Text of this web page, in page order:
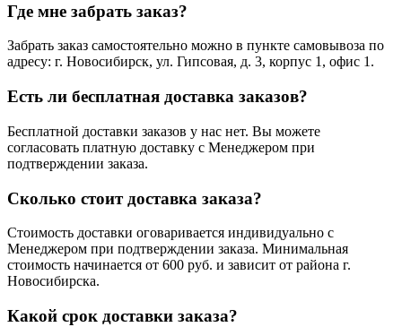
Где мне забрать заказ?
Забрать заказ самостоятельно можно в пункте самовывоза по
адресу: г. Новосибирск, ул. Гипсовая, д. 3, корпус 1, офис 1.
Есть ли бесплатная доставка заказов?
Бесплатной доставки заказов у нас нет. Вы можете
согласовать платную доставку с Менеджером при
подтверждении заказа.
Сколько стоит доставка заказа?
Стоимость доставки оговаривается индивидуально с
Менеджером при подтверждении заказа. Минимальная
стоимость начинается от 600 руб. и зависит от района г.
Новосибирска.
Какой срок доставки заказа?